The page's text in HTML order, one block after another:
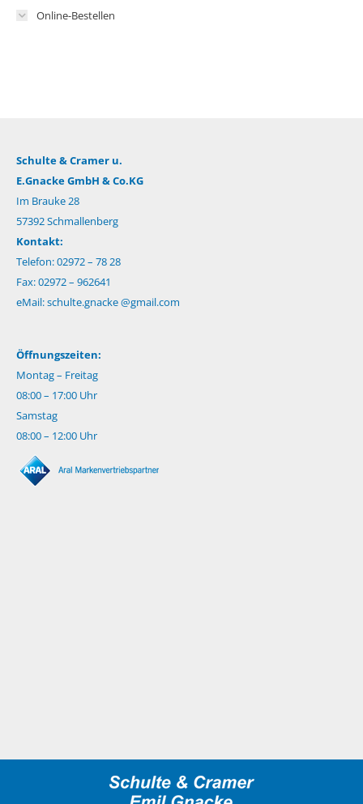
Online-Bestellen
Schulte & Cramer u.
E.Gnacke GmbH & Co.KG
Im Brauke 28
57392 Schmallenberg
Kontakt:
Telefon: 02972 – 78 28
Fax: 02972 – 962641
eMail:schulte.gnacke @gmail.com
Öffnungszeiten:
Montag – Freitag
08:00 – 17:00 Uhr
Samstag
08:00 – 12:00 Uhr